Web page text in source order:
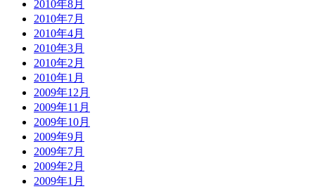
2010年8月
2010年7月
2010年4月
2010年3月
2010年2月
2010年1月
2009年12月
2009年11月
2009年10月
2009年9月
2009年7月
2009年2月
2009年1月